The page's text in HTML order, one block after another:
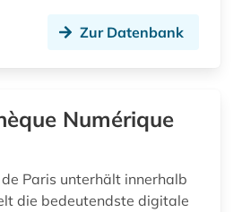
Zur Datenbank
Numérique
Paris unterhält innerhalb
die bedeutendste digitale